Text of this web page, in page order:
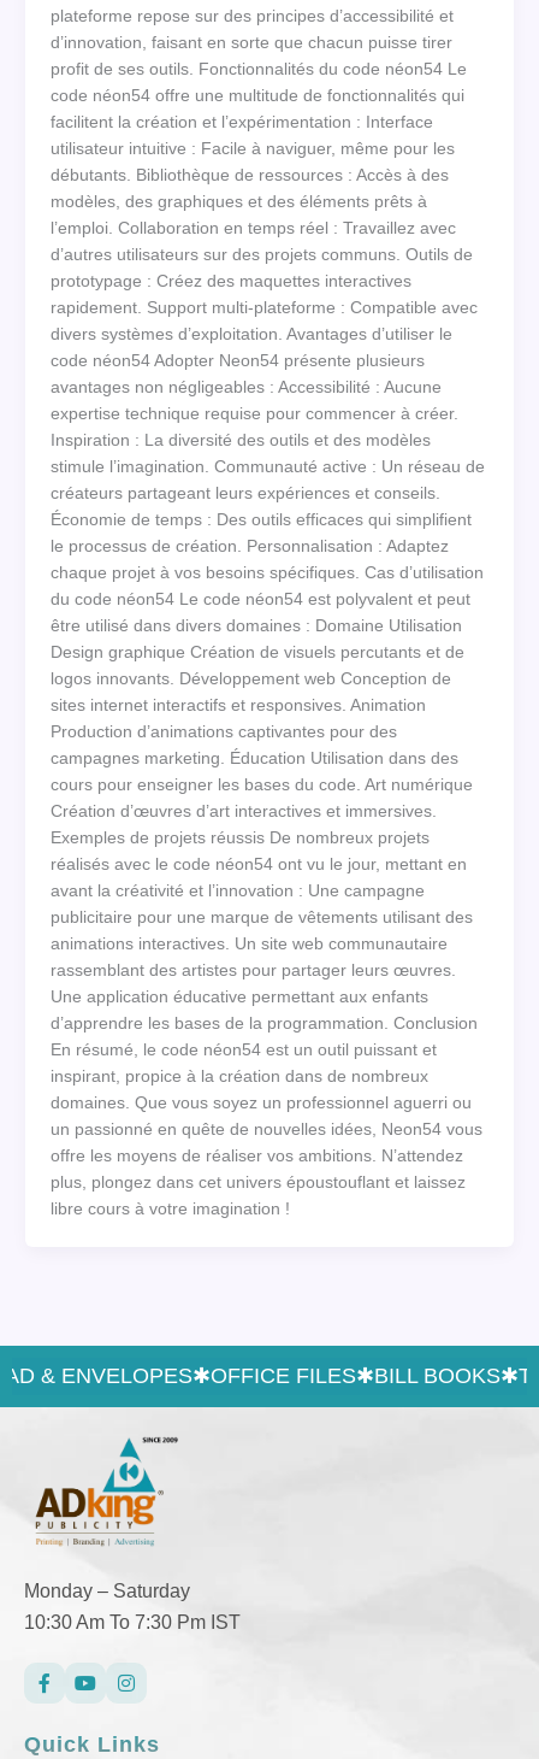
plateforme repose sur des principes d’accessibilité et
d’innovation, faisant en sorte que chacun puisse tirer
profit de ses outils. Fonctionnalités du code néon54 Le
code néon54 offre une multitude de fonctionnalités qui
facilitent la création et l’expérimentation : Interface
utilisateur intuitive : Facile à naviguer, même pour les
débutants. Bibliothèque de ressources : Accès à des
modèles, des graphiques et des éléments prêts à
l’emploi. Collaboration en temps réel : Travaillez avec
d’autres utilisateurs sur des projets communs. Outils de
prototypage : Créez des maquettes interactives
rapidement. Support multi-plateforme : Compatible avec
divers systèmes d’exploitation. Avantages d’utiliser le
code néon54 Adopter Neon54 présente plusieurs
avantages non négligeables : Accessibilité : Aucune
expertise technique requise pour commencer à créer.
Inspiration : La diversité des outils et des modèles
stimule l’imagination. Communauté active : Un réseau de
créateurs partageant leurs expériences et conseils.
Économie de temps : Des outils efficaces qui simplifient
le processus de création. Personnalisation : Adaptez
chaque projet à vos besoins spécifiques. Cas d’utilisation
du code néon54 Le code néon54 est polyvalent et peut
être utilisé dans divers domaines : Domaine Utilisation
Design graphique Création de visuels percutants et de
logos innovants. Développement web Conception de
sites internet interactifs et responsives. Animation
Production d’animations captivantes pour des
campagnes marketing. Éducation Utilisation dans des
cours pour enseigner les bases du code. Art numérique
Création d’œuvres d’art interactives et immersives.
Exemples de projets réussis De nombreux projets
réalisés avec le code néon54 ont vu le jour, mettant en
avant la créativité et l’innovation : Une campagne
publicitaire pour une marque de vêtements utilisant des
animations interactives. Un site web communautaire
rassemblant des artistes pour partager leurs œuvres.
Une application éducative permettant aux enfants
d’apprendre les bases de la programmation. Conclusion
En résumé, le code néon54 est un outil puissant et
inspirant, propice à la création dans de nombreux
domaines. Que vous soyez un professionnel aguerri ou
un passionné en quête de nouvelles idées, Neon54 vous
offre les moyens de réaliser vos ambitions. N’attendez
plus, plongez dans cet univers époustouflant et laissez
libre cours à votre imagination !
& ENVELOPES✱OFFICE FILES✱BILL BOOKS✱
Monday – Saturday
10:30 Am To 7:30 Pm IST
Quick Links